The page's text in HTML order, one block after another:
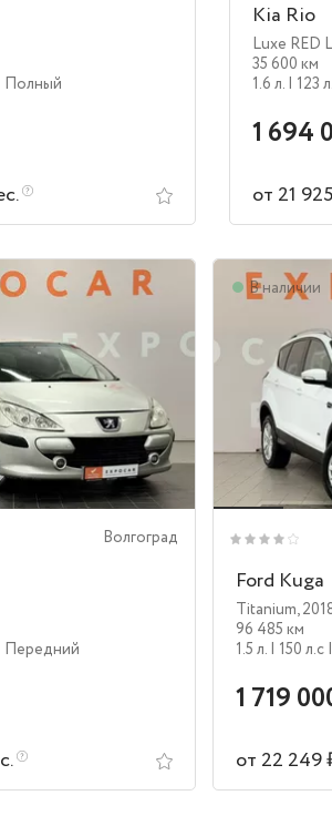
Полный
Kia Rio
Luxe RED
35 600 км
1.6 л. | 123
1 694
от 21
Волгоград
Передний
В наличии
Ford Kuga
Titanium,
96 485 км
1.5 л. | 150 л.c
1 719
от 22 249